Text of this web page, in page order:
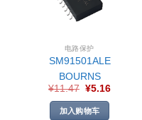
电路保护
SM91501ALE
BOURNS
¥11.47 ¥5.16
加入购物车